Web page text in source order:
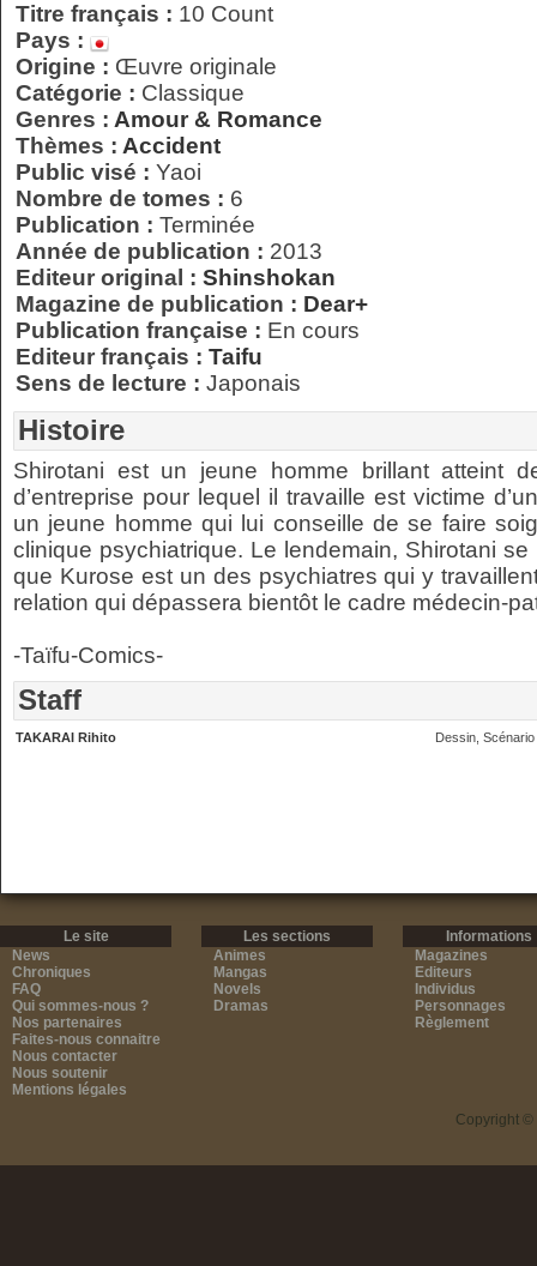
Titre français : 10 Count
Pays :
Origine : Œuvre originale
Catégorie : Classique
Genres : Amour & Romance
Thèmes : Accident
Public visé : Yaoi
Nombre de tomes : 6
Publication : Terminée
Année de publication : 2013
Editeur original : Shinshokan
Magazine de publication : Dear+
Publication française : En cours
Editeur français : Taifu
Sens de lecture : Japonais
Histoire
Shirotani est un jeune homme brillant atteint
d’entreprise pour lequel il travaille est victime
un jeune homme qui lui conseille de se faire
clinique psychiatrique. Le lendemain, Shirotani
que Kurose est un des psychiatres qui y
relation qui dépassera bientôt le cadre médecin-
-Taïfu-Comics-
Staff
TAKARAI Rihito Dessin, Scénario
Le site
News
Chroniques
FAQ
Qui sommes-nous ?
Nos partenaires
Faites-nous connaitre
Nous contacter
Nous soutenir
Mentions légales
Les sections
Animes
Mangas
Novels
Dramas
Informations
Magazines
Editeurs
Individus
Personnages
Règlement
Copyright ©